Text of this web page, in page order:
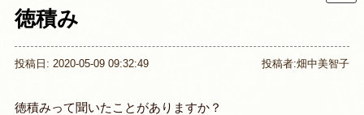
徳積み
投稿日: 2020-05-09 09:32:49 投稿者:畑中美智子
徳積みって聞いたことがありますか？